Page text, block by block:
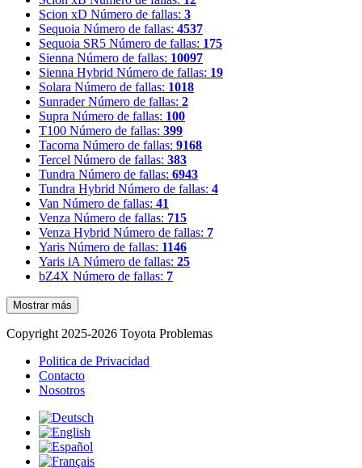
Scion xD Número de fallas: 3
Sequoia Número de fallas: 4537
Sequoia SR5 Número de fallas: 175
Sienna Número de fallas: 10097
Sienna Hybrid Número de fallas: 19
Solara Número de fallas: 1018
Sunrader Número de fallas: 2
Supra Número de fallas: 100
T100 Número de fallas: 399
Tacoma Número de fallas: 9168
Tercel Número de fallas: 383
Tundra Número de fallas: 6943
Tundra Hybrid Número de fallas: 4
Van Número de fallas: 41
Venza Número de fallas: 715
Venza Hybrid Número de fallas: 7
Yaris Número de fallas: 1146
Yaris iA Número de fallas: 25
bZ4X Número de fallas: 7
Mostrar más
Copyright 2025-2026 Toyota Problemas
Politica de Privacidad
Contacto
Nosotros